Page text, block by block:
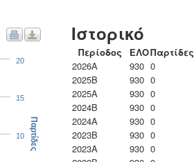
10
15
20
Παρτίδες
Ιστορικό
Περίοδος ΕΛΟΠαρτίδες
2026A
930 0
2025B
930 0
2025A
930 0
2024B
930 0
2024A
930 0
2023B
930 0
2023Α
930 0